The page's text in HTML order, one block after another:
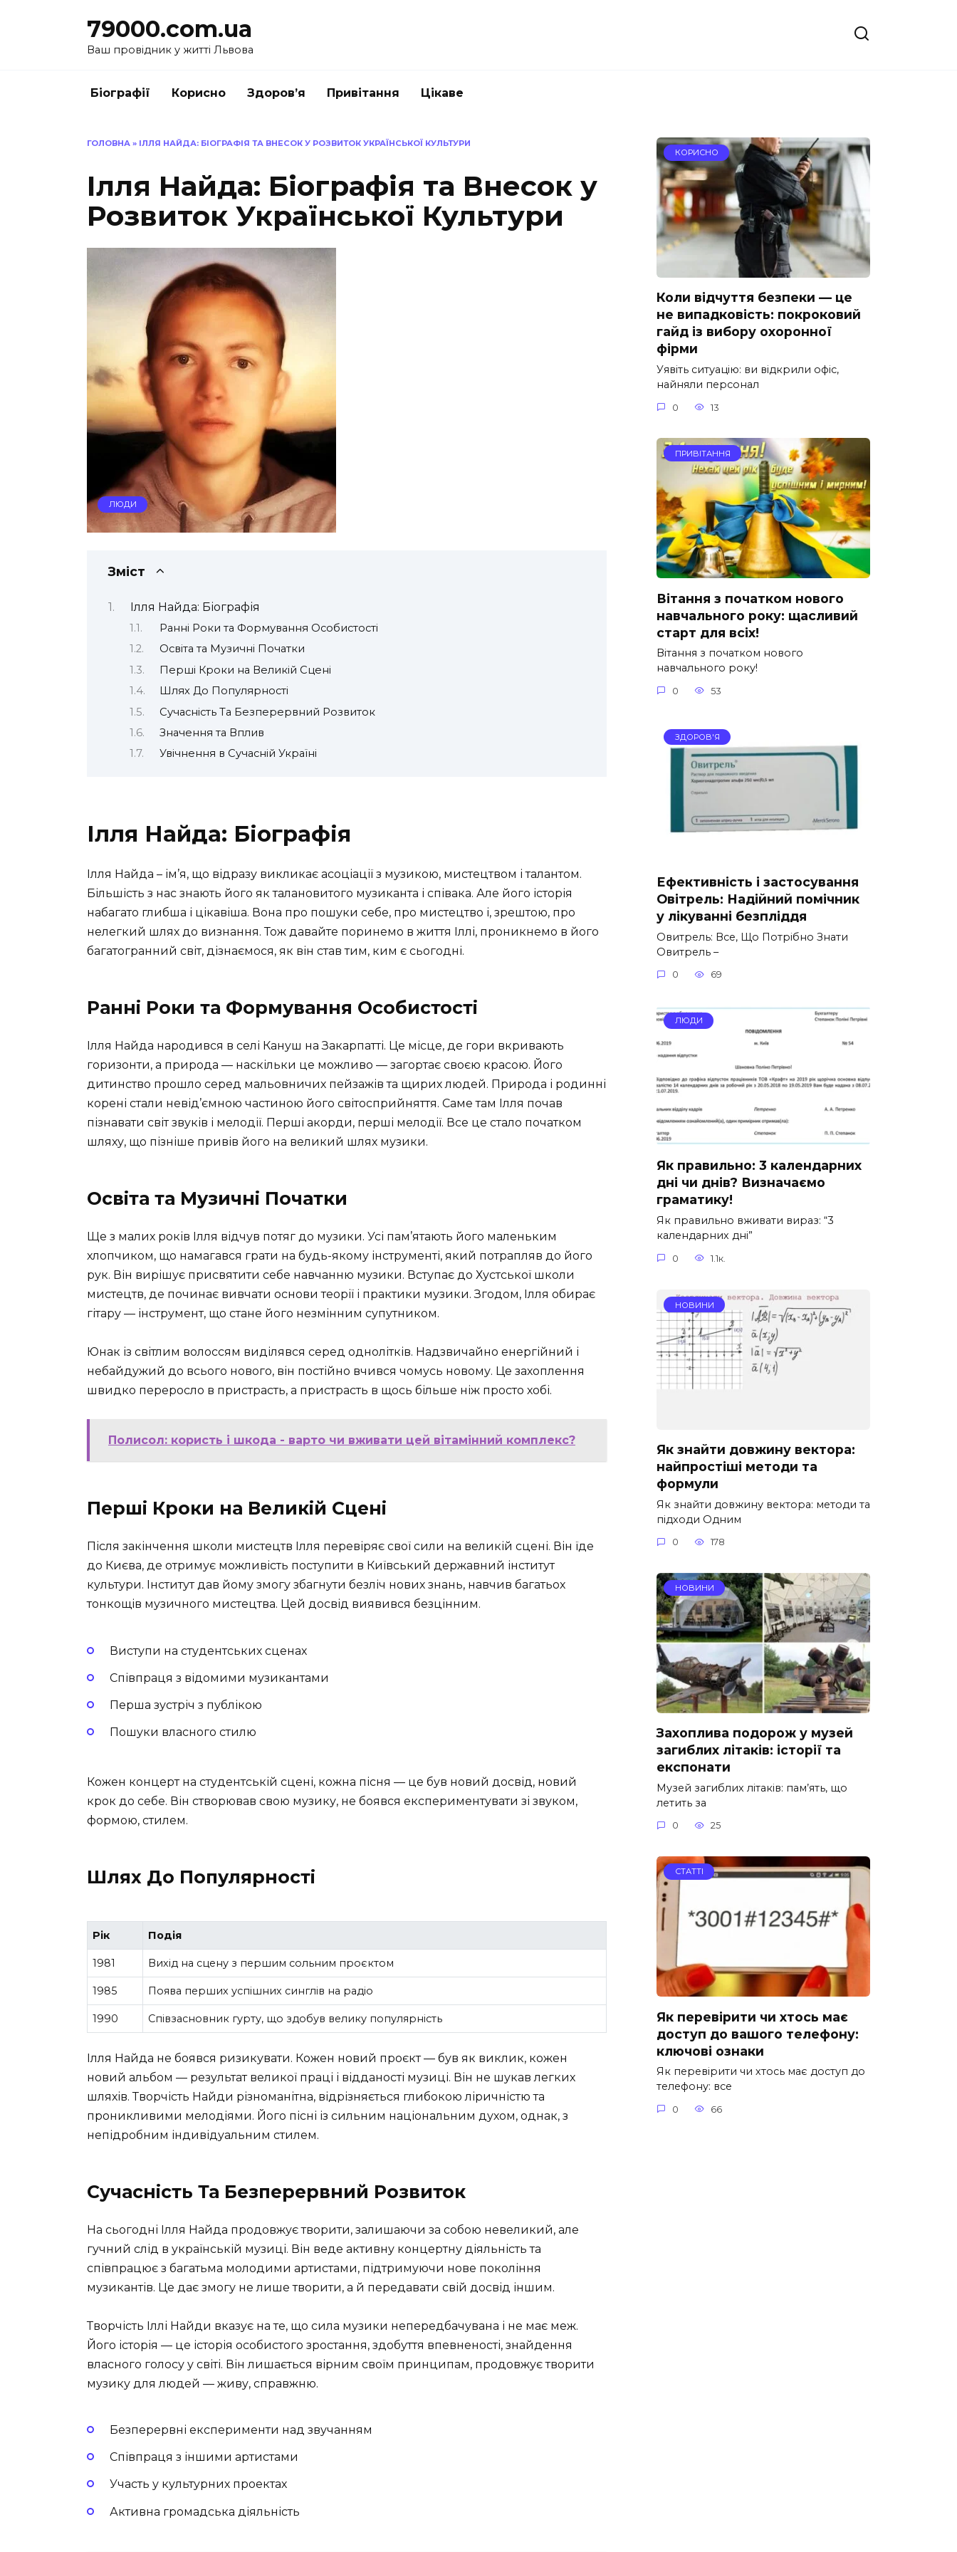
79000.com.ua
Ваш провідник у житті Львова
Біографії Корисно Здоров’я Привітання Цікаве
ГОЛОВНА » ІЛЛЯ НАЙДА: БІОГРАФІЯ ТА ВНЕСОК У РОЗВИТОК УКРАЇНСЬКОЇ КУЛЬТУРИ
Ілля Найда: Біографія та Внесок у
Розвиток Української Культури
ЛЮДИ
Зміст
Ілля Найда: Біографія
Ранні Роки та Формування Особистості
Освіта та Музичні Початки
Перші Кроки на Великій Сцені
Шлях До Популярності
Сучасність Та Безперервний Розвиток
Значення та Вплив
Увічнення в Сучасній Україні
Ілля Найда: Біографія
Ілля Найда – ім’я, що відразу викликає асоціації з музикою, мистецтвом і талантом.
Більшість з нас знають його як талановитого музиканта і співака. Але його історія
набагато глибша і цікавіша. Вона про пошуки себе, про мистецтво і, зрештою, про
нелегкий шлях до визнання. Тож давайте поринемо в життя Іллі, проникнемо в його
багатогранний світ, дізнаємося, як він став тим, ким є сьогодні.
Ранні Роки та Формування Особистості
Ілля Найда народився в селі Кануш на Закарпатті. Це місце, де гори вкривають
горизонти, а природа — наскільки це можливо — загортає своєю красою. Його
дитинство прошло серед мальовничих пейзажів та щирих людей. Природа і родинні
корені стали невід’ємною частиною його світосприйняття. Саме там Ілля почав
пізнавати світ звуків і мелодії. Перші акорди, перші мелодії. Все це стало початком
шляху, що пізніше привів його на великий шлях музики.
Освіта та Музичні Початки
Ще з малих років Ілля відчув потяг до музики. Усі пам’ятають його маленьким
хлопчиком, що намагався грати на будь-якому інструменті, який потрапляв до його
рук. Він вирішує присвятити себе навчанню музики. Вступає до Хустської школи
мистецтв, де починає вивчати основи теорії і практики музики. Згодом, Ілля обирає
гітару — інструмент, що стане його незмінним супутником.
Юнак із світлим волоссям виділявся серед однолітків. Надзвичайно енергійний і
небайдужий до всього нового, він постійно вчився чомусь новому. Це захоплення
швидко переросло в пристрасть, а пристрасть в щось більше ніж просто хобі.
Полисол: користь і шкода - варто чи вживати цей вітамінний комплекс?
Перші Кроки на Великій Сцені
Після закінчення школи мистецтв Ілля перевіряє свої сили на великій сцені. Він їде
до Києва, де отримує можливість поступити в Київський державний інститут
культури. Інститут дав йому змогу збагнути безліч нових знань, навчив багатьох
тонкощів музичного мистецтва. Цей досвід виявився безцінним.
Виступи на студентських сценах
Співпраця з відомими музикантами
Перша зустріч з публікою
Пошуки власного стилю
Кожен концерт на студентській сцені, кожна пісня — це був новий досвід, новий
крок до себе. Він створював свою музику, не боявся експериментувати зі звуком,
формою, стилем.
Шлях До Популярності
Рік Подія
1981 Вихід на сцену з першим сольним проєктом
1985 Поява перших успішних синглів на радіо
1990 Співзасновник гурту, що здобув велику популярність
Ілля Найда не боявся ризикувати. Кожен новий проєкт — був як виклик, кожен
новий альбом — результат великої праці і відданості музиці. Він не шукав легких
шляхів. Творчість Найди різноманітна, відрізняється глибокою ліричністю та
проникливими мелодіями. Його пісні із сильним національним духом, однак, з
непідробним індивідуальним стилем.
Сучасність Та Безперервний Розвиток
На сьогодні Ілля Найда продовжує творити, залишаючи за собою невеликий, але
гучний слід в українській музиці. Він веде активну концертну діяльність та
співпрацює з багатьма молодими артистами, підтримуючи нове покоління
музикантів. Це дає змогу не лише творити, а й передавати свій досвід іншим.
Творчість Іллі Найди вказує на те, що сила музики непередбачувана і не має меж.
Його історія — це історія особистого зростання, здобуття впевненості, знайдення
власного голосу у світі. Він лишається вірним своїм принципам, продовжує творити
музику для людей — живу, справжню.
Безперервні експерименти над звучанням
Співпраця з іншими артистами
Участь у культурних проектах
Активна громадська діяльність
КОРИСНО
Коли відчуття безпеки — це
не випадковість: покроковий
гайд із вибору охоронної
фірми
Уявіть ситуацію: ви відкрили офіс,
найняли персонал
0 13
ПРИВІТАННЯ
Вітання з початком нового
навчального року: щасливий
старт для всіх!
Вітання з початком нового
навчального року!
0 53
ЗДОРОВ'Я
Ефективність і застосування
Овітрель: Надійний помічник
у лікуванні безпліддя
Овитрель: Все, Що Потрібно Знати
Овитрель –
0 69
ЛЮДИ
Як правильно: 3 календарних
дні чи днів? Визначаємо
граматику!
Як правильно вживати вираз: “3
календарних дні”
0 1.1к.
НОВИНИ
Як знайти довжину вектора:
найпростіші методи та
формули
Як знайти довжину вектора: методи та
підходи Одним
0 178
НОВИНИ
Захоплива подорож у музей
загиблих літаків: історії та
експонати
Музей загиблих літаків: пам’ять, що
летить за
0 25
СТАТТІ
Як перевірити чи хтось має
доступ до вашого телефону:
ключові ознаки
Як перевірити чи хтось має доступ до
телефону: все
0 66